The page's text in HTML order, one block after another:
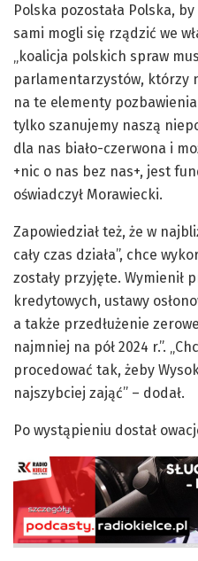
Polska pozostała Polska,
sami mogli się rządzić we
„koalicja polskich spraw
parlamentarzystów, którzy
na te elementy
tylko szanujemy naszą
dla nas biało-czerwona i
+nic o nas bez nas+, jest
oświadczył Morawiecki.
Zapowiedział też, że w
cały czas działa”, chce
zostały przyjęte. Wymienił
kredytowych, ustawy
a także przedłużenie
najmniej na pół 2024 r.”.
procedować tak, żeby
najszybciej zająć” – dodał.
Po wystąpieniu dostał